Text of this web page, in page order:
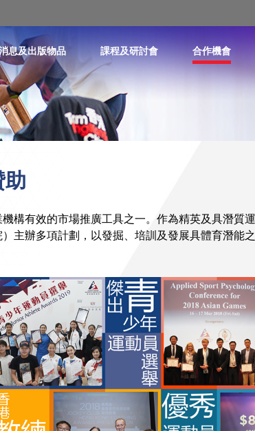
息及出版物品 課程及研討會 合作機會
助
構有效的市場推廣工具之一。作為精英及具潛質
主辦多項計劃，以發掘、培訓及發展具體育潛能